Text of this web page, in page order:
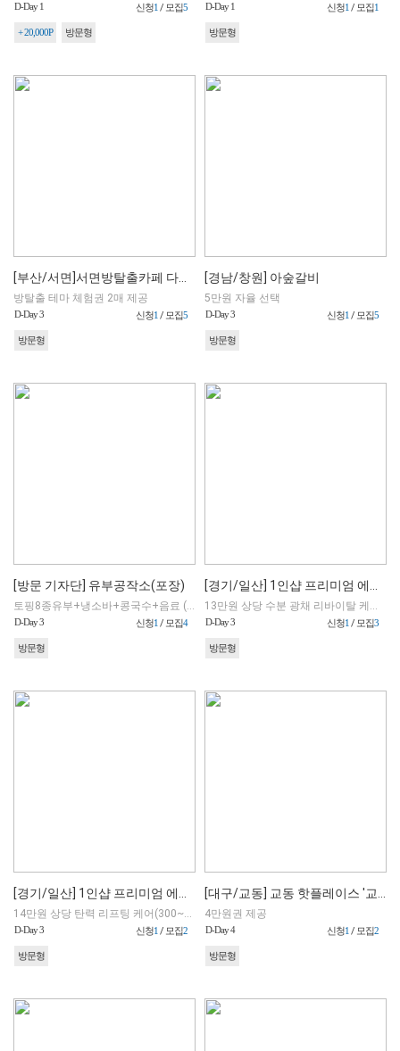
D-Day 1 신청1 / 모집5
+ 20,000P 방문형
D-Day 1 신청1 / 모집1
방문형
방탈출 테마 체험권 2매 제공
D-Day 3 신청1 / 모집5
방문형
[경남/창원] 아숲갈비
5만원 자율 선택
D-Day 3 신청1 / 모집5
방문형
[방문 기자단] 유부공작소(포장)
토핑8종유부+냉소바+콩국수+음료 (포장만 가능)
D-Day 3 신청1 / 모집4
방문형
13만원 상당 수분 광채 리바이탈 케어 70분
D-Day 3 신청1 / 모집3
방문형
14만원 상당 탄력 리프팅 케어(300~500샷) 70 분 / 15만원 상당 페이스 밸런스 케어 70 분 中 택1
D-Day 3 신청1 / 모집2
방문형
4만원권 제공
D-Day 4 신청1 / 모집2
방문형